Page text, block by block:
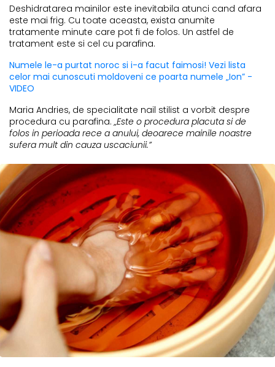
Deshidratarea mainilor este inevitabila atunci cand afara
este mai frig. Cu toate aceasta, exista anumite
tratamente minute care pot fi de folos. Un astfel de
tratament este si cel cu parafina.
Numele le-a purtat noroc si i-a facut faimosi! Vezi lista
celor mai cunoscuti moldoveni ce poarta numele „Ion” -
VIDEO
Maria Andries, de specialitate nail stilist a vorbit despre
procedura cu parafina.„Este o procedura placuta si de
folos in perioada rece a anului, deoarece mainile noastre
sufera mult din cauza uscaciunii.”